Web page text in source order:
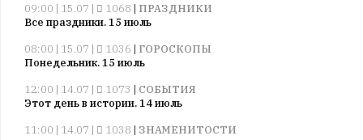
09:00 | 15.07 |
1068 | ПРАЗДНИКИ
Все праздники. 15 июль
08:00 | 15.07 |
1036 | ГОРОСКОПЫ
Понедельник. 15 июль
12:00 | 14.07 |
1073 | СОБЫТИЯ
Этот день в истории. 14 июль
11:00 | 14.07 |
1038 | ЗНАМЕНИТОСТИ